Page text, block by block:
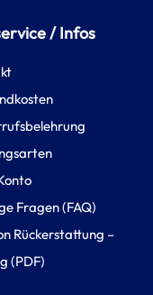
/ Infos
Fragen (FAQ)
Rückerstattung –
(PDF)